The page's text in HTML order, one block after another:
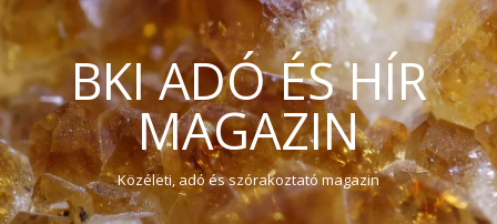
BKI ADÓ ÉS HÍR
MAGAZIN
Közéleti, adó és szórakoztató magazin